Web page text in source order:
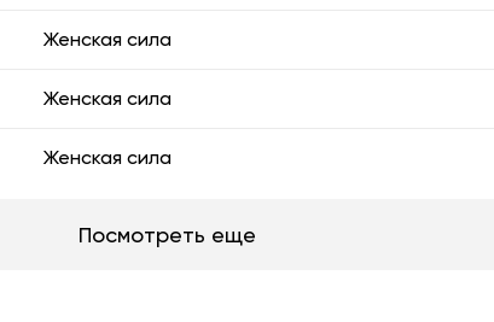
Женская сила
Женская сила
Женская сила
Посмотреть еще